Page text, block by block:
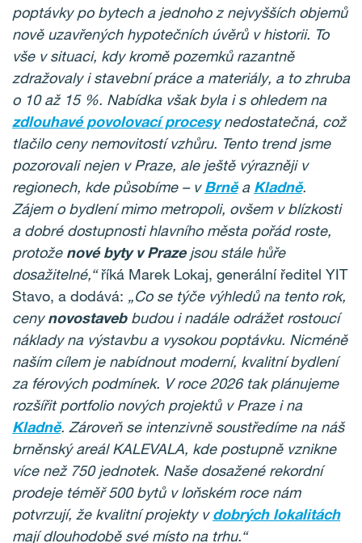
poptávky po bytech a jednoho z nejvyšších objemů
nově uzavřených hypotečních úvěrů v historii. To
vše v situaci, kdy kromě pozemků razantně
zdražovaly i stavební práce a materiály, a to zhruba
o 10 až 15 %. Nabídka však byla i s ohledem na
zdlouhavé povolovací procesynedostatečná, což
tlačilo ceny nemovitostí vzhůru. Tento trend jsme
pozorovali nejen v Praze, ale ještě výrazněji v
regionech, kde působíme – vBrněa Kladně.
Zájem o bydlení mimo metropoli, ovšem v blízkosti
a dobré dostupnosti hlavního města pořád roste,
protože nové byty v Prazejsou stále hůře
dosažitelné,“říká Marek Lokaj, generální ředitel YIT
Stavo, a dodává: „Co se týče výhledů na tento rok,
cenynovostavebbudou i nadále odrážet rostoucí
náklady na výstavbu a vysokou poptávku. Nicméně
naším cílem je nabídnout moderní, kvalitní bydlení
za férových podmínek. V roce 2026 tak plánujeme
rozšířit portfolio nových projektů v Praze i na
Kladně. Zároveň se intenzivně soustředíme na náš
brněnský areál KALEVALA, kde postupně vznikne
více než 750 jednotek. Naše dosažené rekordní
prodeje téměř 500 bytů v loňském roce nám
potvrzují, že kvalitní projekty vdobrých lokalitách
mají dlouhodobě své místo na trhu.“